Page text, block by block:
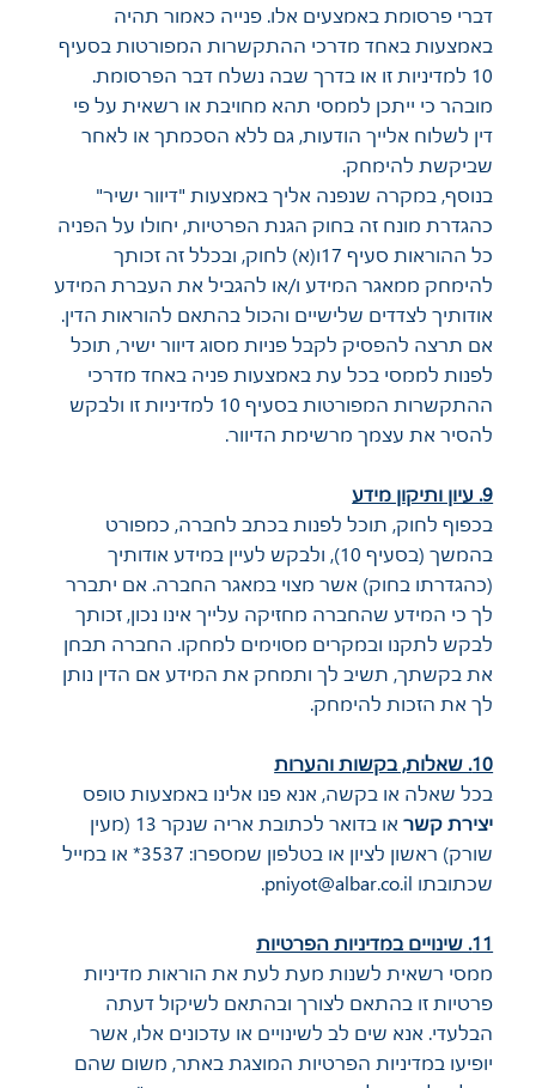
דברי פרסומת באמצעים אלו. פנייה כאמור תהיה
באמצעות באחד מדרכי ההתקשרות המפורטות בסעיף
10 למדיניות זו או בדרך שבה נשלח דבר הפרסומת.
מובהר כי ייתכן לממסי תהא מחויבת או רשאית על פי
דין לשלוח אלייך הודעות, גם ללא הסכמתך או לאחר
שביקשת להימחק.
בנוסף, במקרה שנפנה אליך באמצעות "דיוור ישיר"
כהגדרת מונח זה בחוק הגנת הפרטיות, יחולו על הפניה
כל ההוראות סעיף 17ו(א) לחוק, ובכלל זה זכותך
להימחק ממאגר המידע ו/או להגביל את העברת המידע
אודותיך לצדדים שלישיים והכול בהתאם להוראות הדין.
אם תרצה להפסיק לקבל פניות מסוג דיוור ישיר, תוכל
לפנות לממסי בכל עת באמצעות פניה באחד מדרכי
ההתקשרות המפורטות בסעיף 10 למדיניות זו ולבקש
להסיר את עצמך מרשימת הדיוור.
9. עיון ותיקון מידע
בכפוף לחוק, תוכל לפנות בכתב לחברה, כמפורט
בהמשך (בסעיף 10), ולבקש לעיין במידע אודותיך
(כהגדרתו בחוק) אשר מצוי במאגר החברה. אם יתברר
לך כי המידע שהחברה מחזיקה עלייך אינו נכון, זכותך
לבקש לתקנו ובמקרים מסוימים למחקו. החברה תבחן
את בקשתך, תשיב לך ותמחק את המידע אם הדין נותן
לך את הזכות להימחק.
10. שאלות, בקשות והערות
בכל שאלה או בקשה, אנא פנו אלינו באמצעות טופס
יצירת קשר
או בדואר לכתובת אריה שנקר 13 (מעין
שורק) ראשון לציון או בטלפון שמספרו: 3537* או במייל
שכתובתו pniyot@albar.co.il
.
11. שינויים במדיניות הפרטיות
ממסי רשאית לשנות מעת לעת את הוראות מדיניות
פרטיות זו בהתאם לצורך ובהתאם לשיקול דעתה
הבלעדי. אנא שים לב לשינויים או עדכונים אלו, אשר
יופיעו במדיניות הפרטיות המוצגת באתר, משום שהם